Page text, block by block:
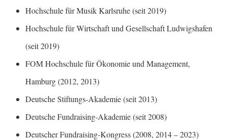
Hochschule für Musik Karlsruhe (seit 2019)
Hochschule für Wirtschaft und Gesellschaft Ludwigshafen
(seit 2019)
FOM Hochschule für Ökonomie und Management,
Hamburg (2012, 2013)
Deutsche Stiftungs-Akademie (seit 2013)
Deutsche Fundraising-Akademie (seit 2008)
Deutscher Fundraising-Kongress (2008, 2014 – 2023)